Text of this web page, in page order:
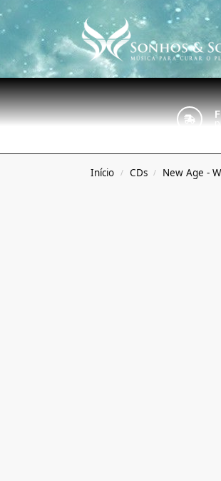
Início / CDs / New Age -